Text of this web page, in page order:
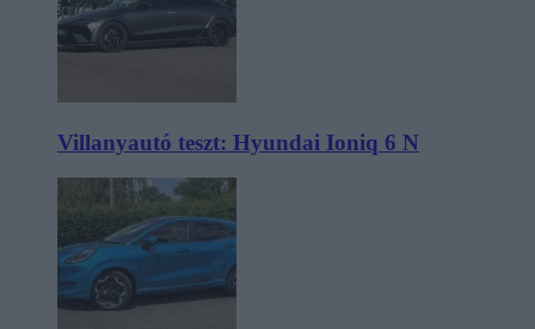
Villanyautó teszt: Hyundai Ioniq 6 N